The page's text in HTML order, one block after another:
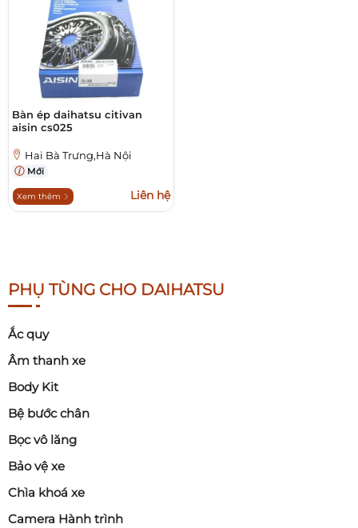
Bàn ép daihatsu citivan
aisin cs025
Hai Bà Trưng,Hà Nội
Mới
Xem thêm Liên hệ
PHỤ TÙNG CHO DAIHATSU
Ắc quy
Âm thanh xe
Body Kit
Bệ bước chân
Bọc vô lăng
Bảo vệ xe
Chìa khoá xe
Camera Hành trình